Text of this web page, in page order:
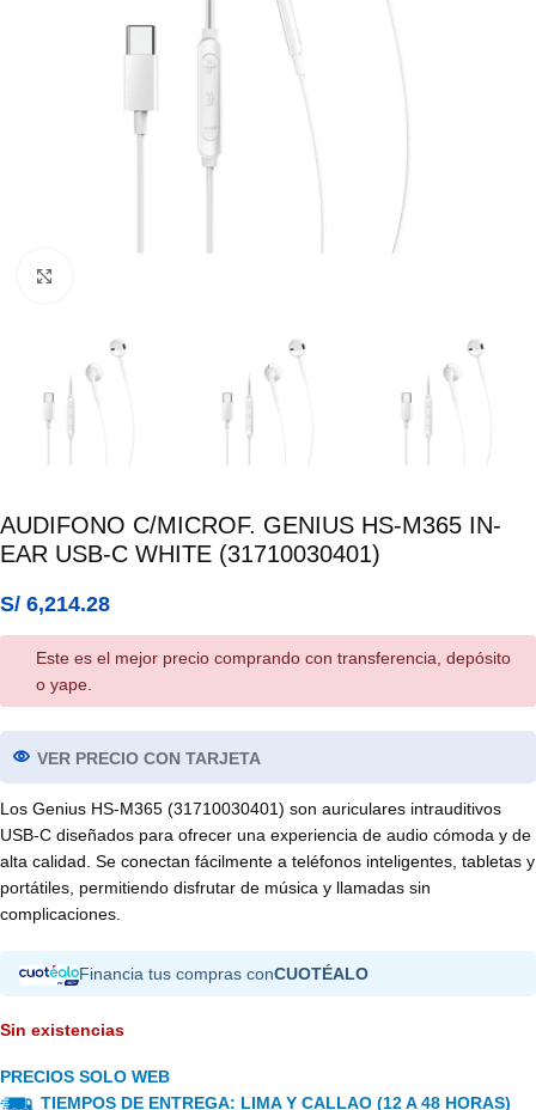
AUDIFONO C/MICROF. GENIUS HS-M365 IN-
EAR USB-C WHITE (31710030401)
S/ 6,214.28
Este es el mejor precio comprando con transferencia, depósito
o yape.
VER PRECIO CON TARJETA
Los Genius HS-M365 (31710030401) son auriculares intrauditivos
USB-C diseñados para ofrecer una experiencia de audio cómoda y de
alta calidad. Se conectan fácilmente a teléfonos inteligentes, tabletas y
portátiles, permitiendo disfrutar de música y llamadas sin
complicaciones.
Financia tus compras conCUOTÉALO
Sin existencias
PRECIOS SOLO WEB
TIEMPOS DE ENTREGA: LIMA Y CALLAO (12 A 48 HORAS)